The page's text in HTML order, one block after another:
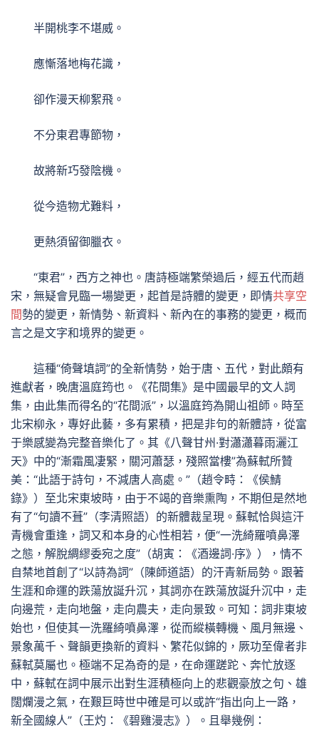
半開桃李不堪威。
應慚落地梅花識，
卻作漫天柳絮飛。
不分東君專節物，
故將新巧發陰機。
從今造物尤難料，
更熱須留御臘衣。
“東君”，西方之神也。唐詩極端繁榮過后，經五代而趙
宋，無疑會見臨一場變更，起首是詩體的變更，即情共享空
間勢的變更，新情勢、新資料、新內在的事務的變更，概而
言之是文字和境界的變更。
這種“倚聲填詞”的全新情勢，始于唐、五代，對此頗有
進獻者，晚唐溫庭筠也。《花間集》是中國最早的文人詞
集，由此集而得名的“花間派”，以溫庭筠為開山祖師。時至
北宋柳永，專好此藝，多有累積，把是非句的新體詩，從富
于樂感變為完整音樂化了。其《八聲甘州·對瀟瀟暮雨灑江
天》中的“漸霜風凄緊，關河蕭瑟，殘照當樓”為蘇軾所贊
美：“此語于詩句，不減唐人高處。”（趙令畤：《侯鯖
錄》）至北宋東坡時，由于不竭的音樂熏陶，不期但是然地
有了“句讀不葺”（李清照語）的新體裁呈現。蘇軾恰與這汗
青機會重逢，詞又和本身的心性相若，便“一洗綺羅噴鼻澤
之態，解脫綢繆委宛之度”（胡寅：《酒邊詞·序》），情不
自禁地首創了“以詩為詞”（陳師道語）的汗青新局勢。跟著
生涯和命運的跌蕩放誕升沉，其詞亦在跌蕩放誕升沉中，走
向邊荒，走向地盤，走向農夫，走向景致。可知：詞非東坡
始也，但使其一洗羅綺噴鼻澤，從而縱橫轉機、風月無邊、
景象萬千、聲韻更換新的資料、繁花似錦的，厥功至偉者非
蘇軾莫屬也。極端不足為奇的是，在命運蹉跎、奔忙放逐
中，蘇軾在詞中展示出對生涯積極向上的悲觀豪放之句、雄
闊爛漫之氣，在艱巨時世中確是可以或許“指出向上一路，
新全國線人”（王灼：《碧雞漫志》）。且舉幾例：